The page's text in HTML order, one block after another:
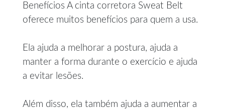
Benefícios A cinta corretora Sweat Belt
oferece muitos benefícios para quem a usa.
Ela ajuda a melhorar a postura, ajuda a
manter a forma durante o exercício e ajuda
a evitar lesões.
Além disso, ela também ajuda a aumentar a